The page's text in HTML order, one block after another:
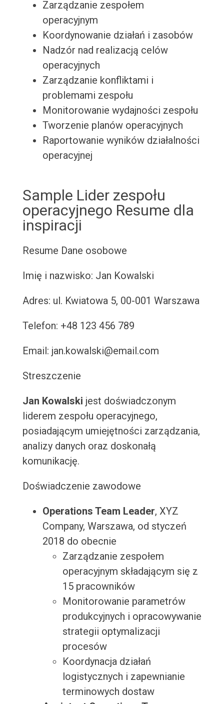
Zarządzanie zespołem
operacyjnym
Koordynowanie działań i zasobów
Nadzór nad realizacją celów
operacyjnych
Zarządzanie konfliktami i
problemami zespołu
Monitorowanie wydajności zespołu
Tworzenie planów operacyjnych
Raportowanie wyników działalności
operacyjnej
Sample Lider zespołu
operacyjnego Resume dla
inspiracji
Resume Dane osobowe
Imię i nazwisko: Jan Kowalski
Adres: ul. Kwiatowa 5, 00-001 Warszawa
Telefon: +48 123 456 789
Email: jan.kowalski@email.com
Streszczenie
Jan Kowalski jest doświadczonym
liderem zespołu operacyjnego,
posiadającym umiejętności zarządzania,
analizy danych oraz doskonałą
komunikację.
Doświadczenie zawodowe
Operations Team Leader, XYZ
Company, Warszawa, od styczeń
2018 do obecnie
Zarządzanie zespołem
operacyjnym składającym się z
15 pracowników
Monitorowanie parametrów
produkcyjnych i opracowywanie
strategii optymalizacji
procesów
Koordynacja działań
logistycznych i zapewnianie
terminowych dostaw